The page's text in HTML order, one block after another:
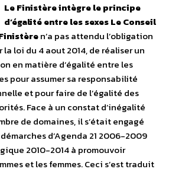
Le Finistère intègre le principe
d’égalité entre les sexesLe Conseil
n’a pas attendu l’obligation
loi du 4 aout 2014, de réaliser un
en matière d’égalité entre les
pour assumer sa responsabilité
et pour faire de l’égalité des
Face à un constat d’inégalité
de domaines, il s’était engagé
d’Agenda 21 2006-2009
2010-2014 à promouvoir
et les femmes. Ceci s’est traduit